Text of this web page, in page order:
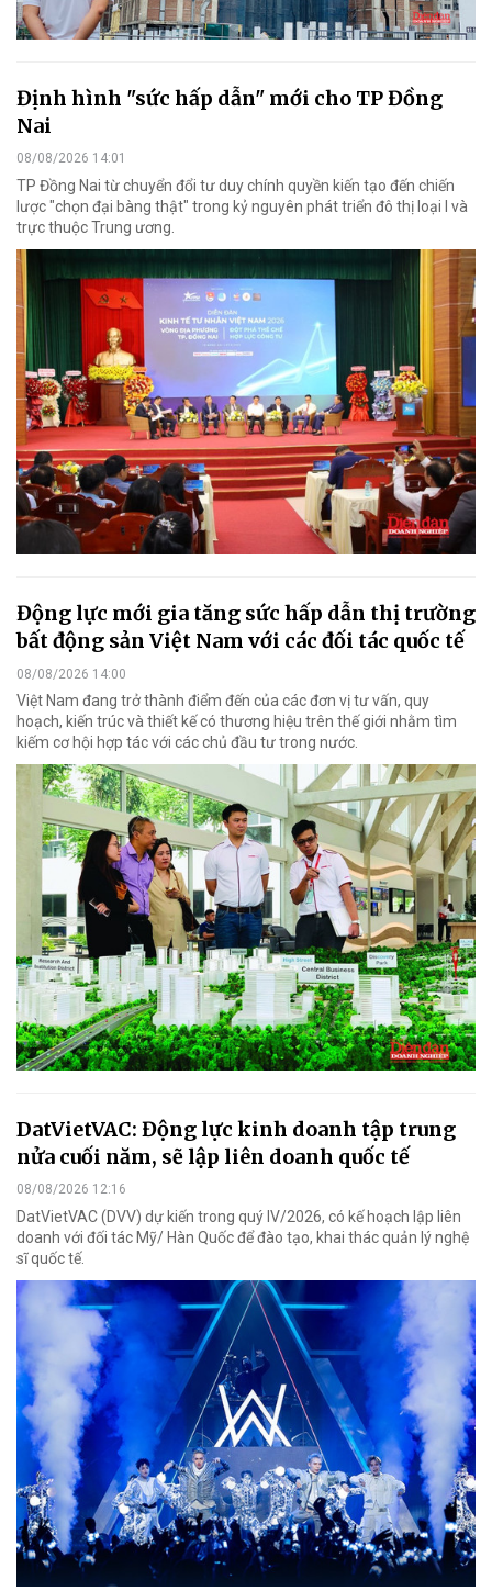
Định hình "sức hấp dẫn" mới cho TP Đồng
Nai
08/08/2026 14:01
TP Đồng Nai từ chuyển đổi tư duy chính quyền kiến tạo đến chiến
lược "chọn đại bàng thật" trong kỷ nguyên phát triển đô thị loại I và
trực thuộc Trung ương.
Động lực mới gia tăng sức hấp dẫn thị trường
bất động sản Việt Nam với các đối tác quốc tế
08/08/2026 14:00
Việt Nam đang trở thành điểm đến của các đơn vị tư vấn, quy
hoạch, kiến trúc và thiết kế có thương hiệu trên thế giới nhằm tìm
kiếm cơ hội hợp tác với các chủ đầu tư trong nước.
DatVietVAC: Động lực kinh doanh tập trung
nửa cuối năm, sẽ lập liên doanh quốc tế
08/08/2026 12:16
DatVietVAC (DVV) dự kiến trong quý IV/2026, có kế hoạch lập liên
doanh với đối tác Mỹ/ Hàn Quốc để đào tạo, khai thác quản lý nghệ
sĩ quốc tế.